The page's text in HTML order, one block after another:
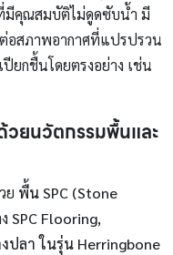
มีคุณสมบัติไม่ดูดซับน้ำ มี
อสภาพอากาศที่แปรปรวน
ยกชื้นโดยตรงอย่าง เช่น
ยนวัตกรรมพื้นและ
ย พื้นSPC (Stone
SPC Flooring,
ปลา ในรุ่น Herringbone